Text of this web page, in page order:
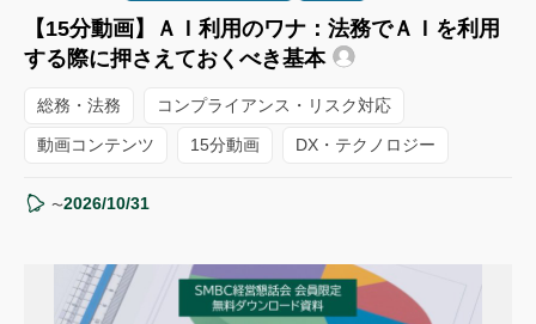
【15分動画】ＡＩ利用のワナ：法務でＡＩを利用
する際に押さえておくべき基本
総務・法務 コンプライアンス・リスク対応
動画コンテンツ 15分動画 DX・テクノロジー
〜2026/10/31